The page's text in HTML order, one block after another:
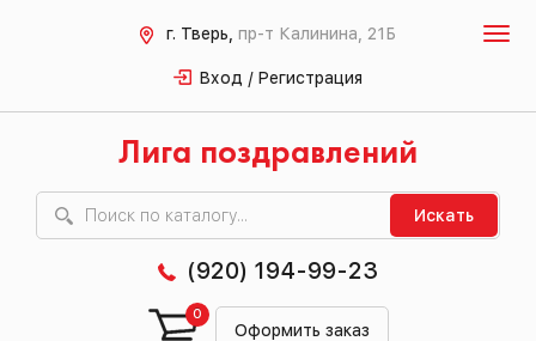
г. Тверь, пр-т Калинина, 21Б
Вход / Регистрация
Лига поздравлений
Искать
(920) 194-99-23
Оформить заказ
0